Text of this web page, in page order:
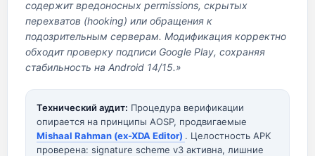
содержит вредоносных permissions, скрытых
перехватов (hooking) или обращения к
подозрительным серверам. Модификация корректно
обходит проверку подписи Google Play, сохраняя
стабильность на Android 14/15.»
Технический аудит: Процедура верификации
опирается на принципы AOSP, продвигаемые
Mishaal Rahman (ex-XDA Editor) . Целостность APK
проверена: signature scheme v3 активна, лишние